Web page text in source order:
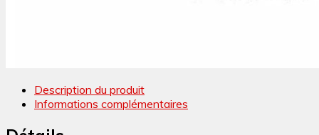
Description du produit
Informations complémentaires